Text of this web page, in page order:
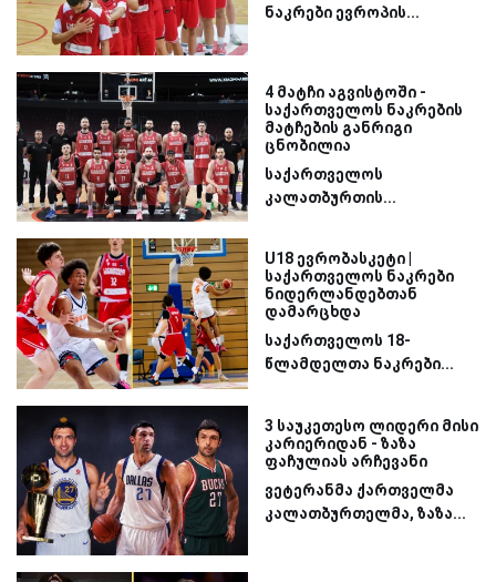
ნაკრები ევროპის...
4 მატჩი აგვისტოში -
საქართველოს ნაკრების
მატჩების განრიგი
ცნობილია
საქართველოს
კალათბურთის...
U18 ევრობასკეტი |
საქართველოს ნაკრები
ნიდერლანდებთან
დამარცხდა
საქართველოს 18-
წლამდელთა ნაკრები...
3 საუკეთესო ლიდერი მისი
კარიერიდან - ზაზა
ფაჩულიას არჩევანი
ვეტერანმა ქართველმა
კალათბურთელმა, ზაზა...